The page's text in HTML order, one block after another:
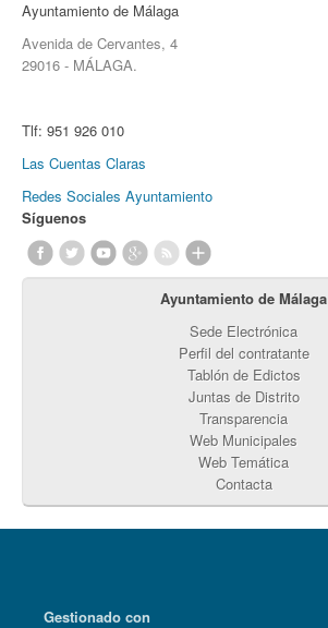
Ayuntamiento de Málaga
Avenida de Cervantes, 4
29016 - MÁLAGA.
Tlf: 951 926 010
Las Cuentas Claras
Redes Sociales Ayuntamiento
Síguenos
Ayuntamiento de Málaga
Sede Electrónica
Perfil del contratante
Tablón de Edictos
Juntas de Distrito
Transparencia
Web Municipales
Web Temática
Contacta
Gestionado con